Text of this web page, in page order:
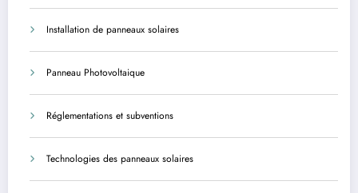
Installation de panneaux solaires
Panneau Photovoltaique
Réglementations et subventions
Technologies des panneaux solaires